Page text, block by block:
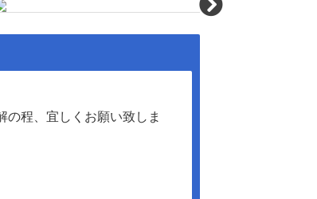
の程、宜しくお願い致しま